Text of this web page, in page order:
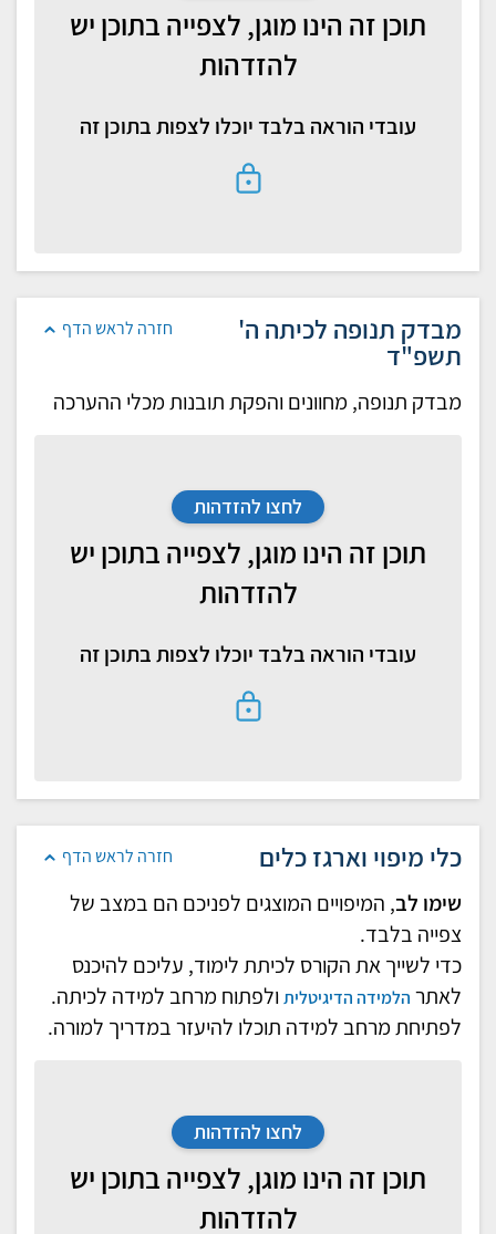
תוכן זה הינו מוגן, לצפייה בתוכן יש
להזדהות
עובדי הוראה בלבד יוכלו לצפות בתוכן זה
חזרה לראש הדף מבדק תנופה לכיתה ה'
תשפ"ד
מבדק תנופה, מחוונים והפקת תובנות מכלי ההערכה
לחצו להזדהות
תוכן זה הינו מוגן, לצפייה בתוכן יש
להזדהות
עובדי הוראה בלבד יוכלו לצפות בתוכן זה
חזרה לראש הדף כלי מיפוי וארגז כלים
שימו לב, המיפויים המוצגים לפניכם הם במצב של
צפייה בלבד.
כדי לשייך את הקורס לכיתת לימוד, עליכם להיכנס
לאתר הלמידה הדיגיטליתולפתוח מרחב למידה לכיתה.
לפתיחת מרחב למידה תוכלו להיעזר במדריך למורה.
לחצו להזדהות
תוכן זה הינו מוגן, לצפייה בתוכן יש
להזדהות